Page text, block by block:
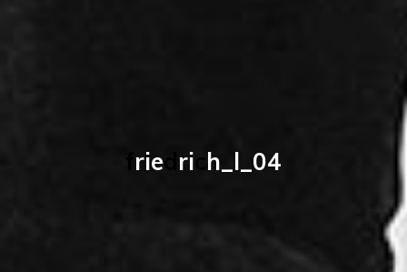
rie ri h l 04